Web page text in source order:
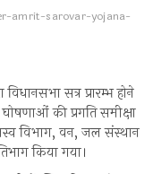
amrit-sarovar-yojana-
सत्र प्रारम्भ होने
घोषणाओं की प्रगति समीक्षा
विभाग, वन, जल संस्थान
किया गया।